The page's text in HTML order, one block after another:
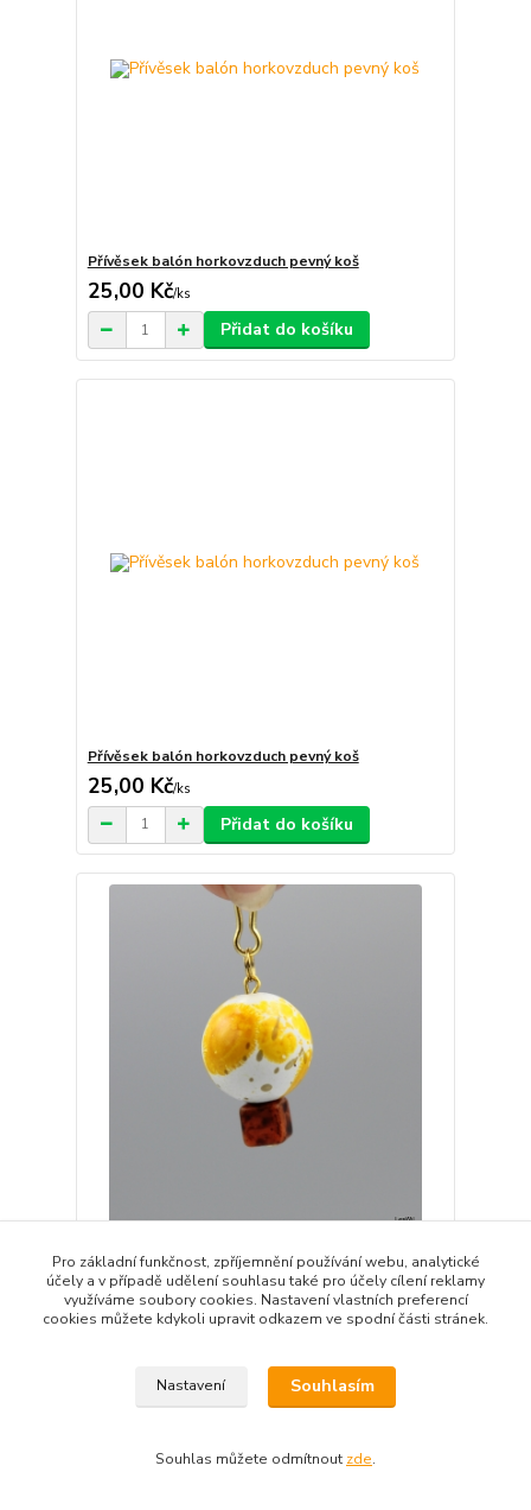
Přívěsek balón horkovzduch pevný koš
25,00 Kč/ks
Přidat do košíku
Přívěsek balón horkovzduch pevný koš
25,00 Kč/ks
Přidat do košíku
25,00 Kč/ks
Přidat do košíku
Pro základní funkčnost, zpříjemnění používání webu, analytické
účely a v případě udělení souhlasu také pro účely cílení reklamy
využíváme soubory cookies. Nastavení vlastních preferencí
cookies můžete kdykoli upravit odkazem ve spodní části stránek.
Nastavení Souhlasím
Souhlas můžete odmítnout zde.